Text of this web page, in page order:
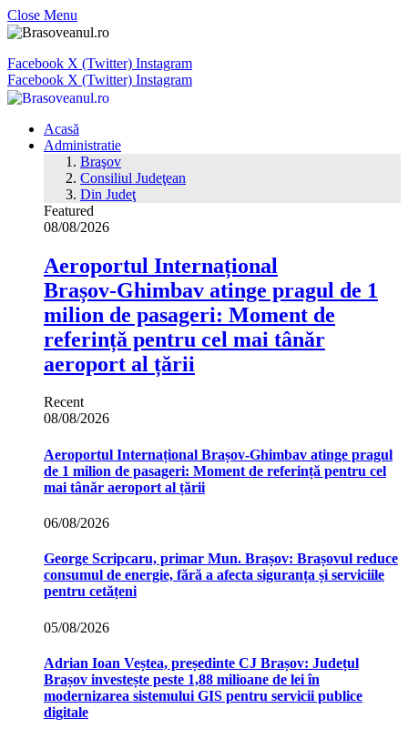
Close Menu
Facebook X (Twitter) Instagram
Facebook X (Twitter) Instagram
Acasă
Administratie
Braşov
Consiliul Judeţean
Din Judeţ
Featured
08/08/2026
Aeroportul Internațional
Brașov‑Ghimbav atinge pragul de 1
milion de pasageri: Moment de
referință pentru cel mai tânăr
aeroport al țării
Recent
08/08/2026
Aeroportul Internațional Brașov‑Ghimbav atinge pragul
de 1 milion de pasageri: Moment de referință pentru cel
mai tânăr aeroport al țării
06/08/2026
George Scripcaru, primar Mun. Brașov: Brașovul reduce
consumul de energie, fără a afecta siguranța și serviciile
pentru cetățeni
05/08/2026
Adrian Ioan Veștea, președinte CJ Brașov: Județul
Brașov investește peste 1,88 milioane de lei în
modernizarea sistemului GIS pentru servicii publice
digitale